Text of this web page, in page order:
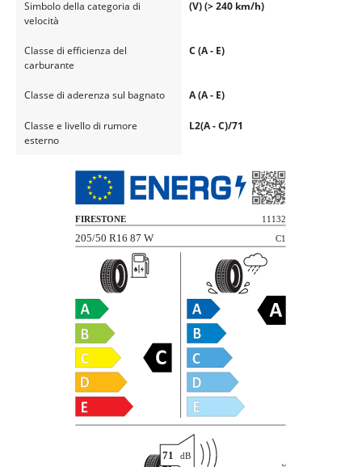
Simbolo della categoria di
velocità
(V) (> 240 km/h)
Classe di efficienza del
carburante
C (A - E)
Classe di aderenza sul bagnato A (A - E)
Classe e livello di rumore
esterno
L2(A - C)/71